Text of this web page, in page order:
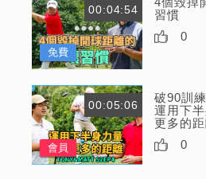
00:04:54
免費
習慣
0
00:05:06
會員
破90訓
運用下
更多的
0